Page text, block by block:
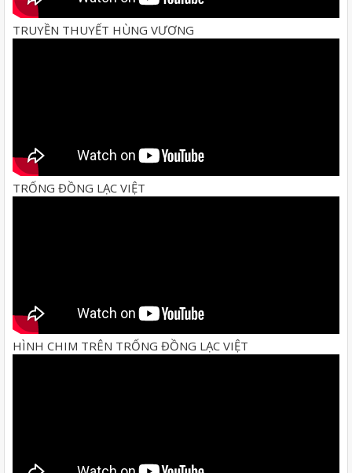
TRUYỀN THUYẾT HÙNG VƯƠNG
TRỐNG ĐỒNG LẠC VIỆT
HÌNH CHIM TRÊN TRỐNG ĐỒNG LẠC VIỆT